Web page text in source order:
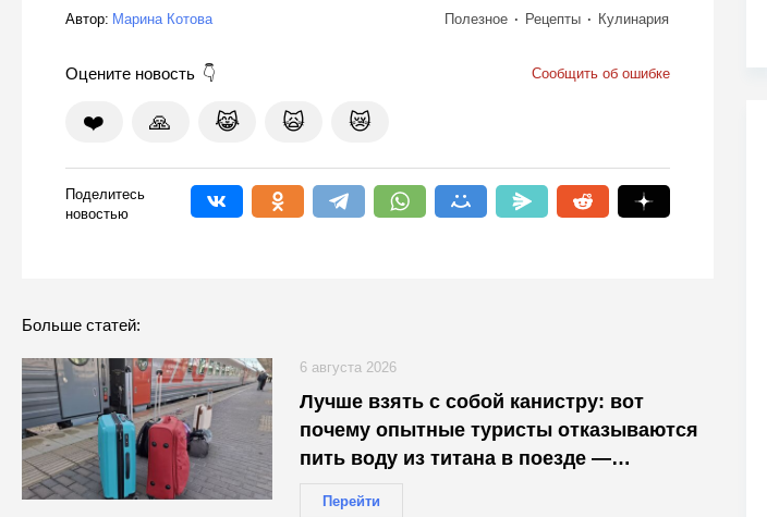
Автор: Марина Котова Полезное Рецепты Кулинария
Оцените новость Сообщить об ошибке
❤️ 🙏 😹 🙀 😿
Поделитесь
новостью
Больше статей:
Лучше взять с собой канистру: вот
почему опытные туристы отказываются
пить воду из титана в поезде —
Перейти
6 августа 2026